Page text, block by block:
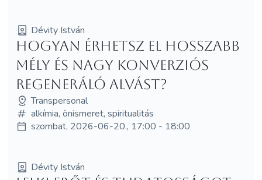
Dévity István
Hogyan érhetsz el hosszabb
mély és nagy konverziós
regeneráló alvást?
Transpersonal
alkímia, önismeret, spiritualitás
szombat, 2026-06-20., 17:00 - 18:00
Dévity István